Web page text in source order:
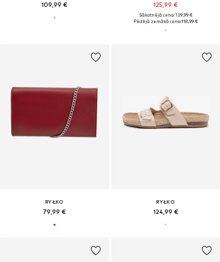
109,99 € 125,99 €
Sākotnējā cena: 139,99 €
Pēdējā zemākā cena:118,99 €
RYŁKO
79,99 €
RYŁKO
124,99 €